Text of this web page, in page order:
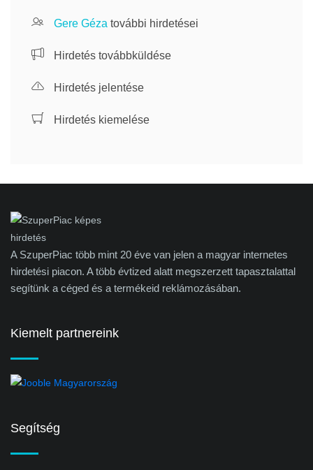
Gere Géza további hirdetései
Hirdetés továbbküldése
Hirdetés jelentése
Hirdetés kiemelése
A SzuperPiac több mint 20 éve van jelen a magyar internetes
hirdetési piacon. A több évtized alatt megszerzett tapasztalattal
segítünk a céged és a termékeid reklámozásában.
Kiemelt partnereink
Segítség